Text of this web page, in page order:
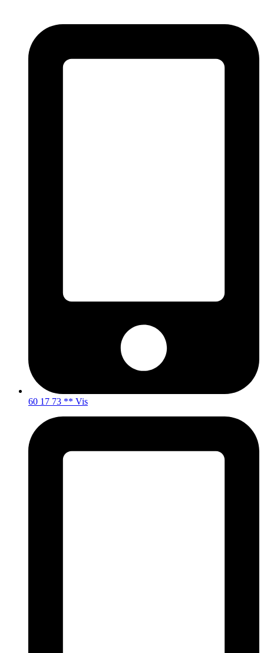
60 17 73 ** Vis